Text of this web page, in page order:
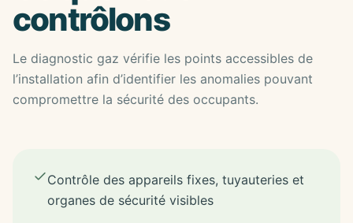
contrôlons
Le diagnostic gaz vérifie les points accessibles de
l’installation afin d’identifier les anomalies pouvant
compromettre la sécurité des occupants.
Contrôle des appareils fixes, tuyauteries et
organes de sécurité visibles